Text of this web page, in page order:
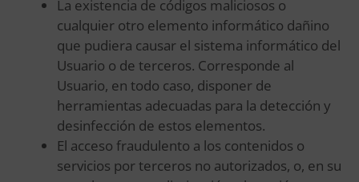
La existencia de códigos maliciosos o
cualquier otro elemento informático dañino
que pudiera causar el sistema informático del
Usuario o de terceros. Corresponde al
Usuario, en todo caso, disponer de
herramientas adecuadas para la detección y
desinfección de estos elementos.
El acceso fraudulento a los contenidos o
servicios por terceros no autorizados, o, en su